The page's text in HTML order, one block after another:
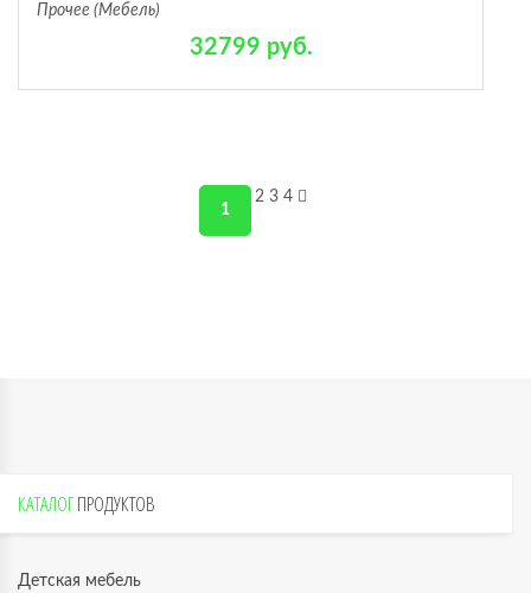
Прочее (Мебель)
32799 руб.
1
2 3 4
КАТАЛОГПРОДУКТОВ
Детская мебель